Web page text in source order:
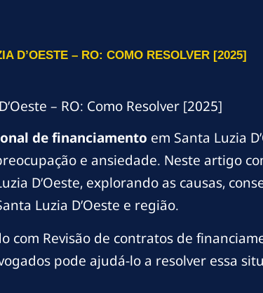
D’OESTE – RO: COMO RESOLVER [2025]
– RO: Como Resolver [2025]
de financiamento em Santa Luzia
e ansiedade. Neste artigo
D’Oeste, explorando as causas,
Luzia D’Oeste e região.
com Revisão de contratos de
pode ajudá-lo a resolver essa